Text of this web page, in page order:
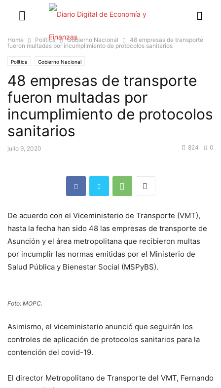
Home Política Gobierno Nacional
48 empresas de transporte
fueron multadas por incumplimiento de protocolos sanitarios
Política Gobierno Nacional
48 empresas de transporte
fueron multadas por
incumplimiento de protocolos
sanitarios
julio 9, 2020 0
824
De acuerdo con el Viceministerio de Transporte (VMT),
hasta la fecha han sido 48 las empresas de transporte de
Asunción y el área metropolitana que recibieron multas
por incumplir las normas emitidas por el Ministerio de
Salud Pública y Bienestar Social (MSPyBS).
Foto: MOPC.
Asimismo, el viceministerio anunció que seguirán los
controles de aplicación de protocolos sanitarios para la
contención del covid-19.
El director Metropolitano de Transporte del VMT, Fernando